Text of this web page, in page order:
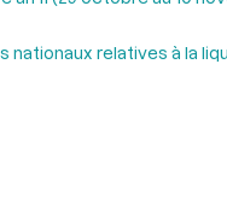
relatives à la